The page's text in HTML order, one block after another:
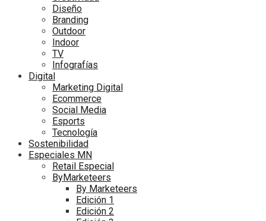
Diseño
Branding
Outdoor
Indoor
TV
Infografías
Digital
Marketing Digital
Ecommerce
Social Media
Esports
Tecnología
Sostenibilidad
Especiales MN
Retail Especial
ByMarketeers
By Marketeers
Edición 1
Edición 2